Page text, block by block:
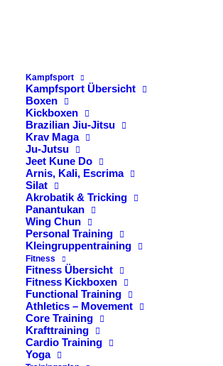
Kampfsport
Kampfsport Übersicht
Boxen
Kickboxen
Brazilian Jiu-Jitsu
Krav Maga
Ju-Jutsu
Jeet Kune Do
Arnis, Kali, Escrima
Silat
Akrobatik & Tricking
Panantukan
Wing Chun
Personal Training
Kleingruppentraining
Fitness
Fitness Übersicht
Fitness Kickboxen
Functional Training
Athletics – Movement
Core Training
Krafttraining
Cardio Training
Yoga
Dorothee
Budoturnen | Core-Training |
Service & Beratung
Qualifikationen &